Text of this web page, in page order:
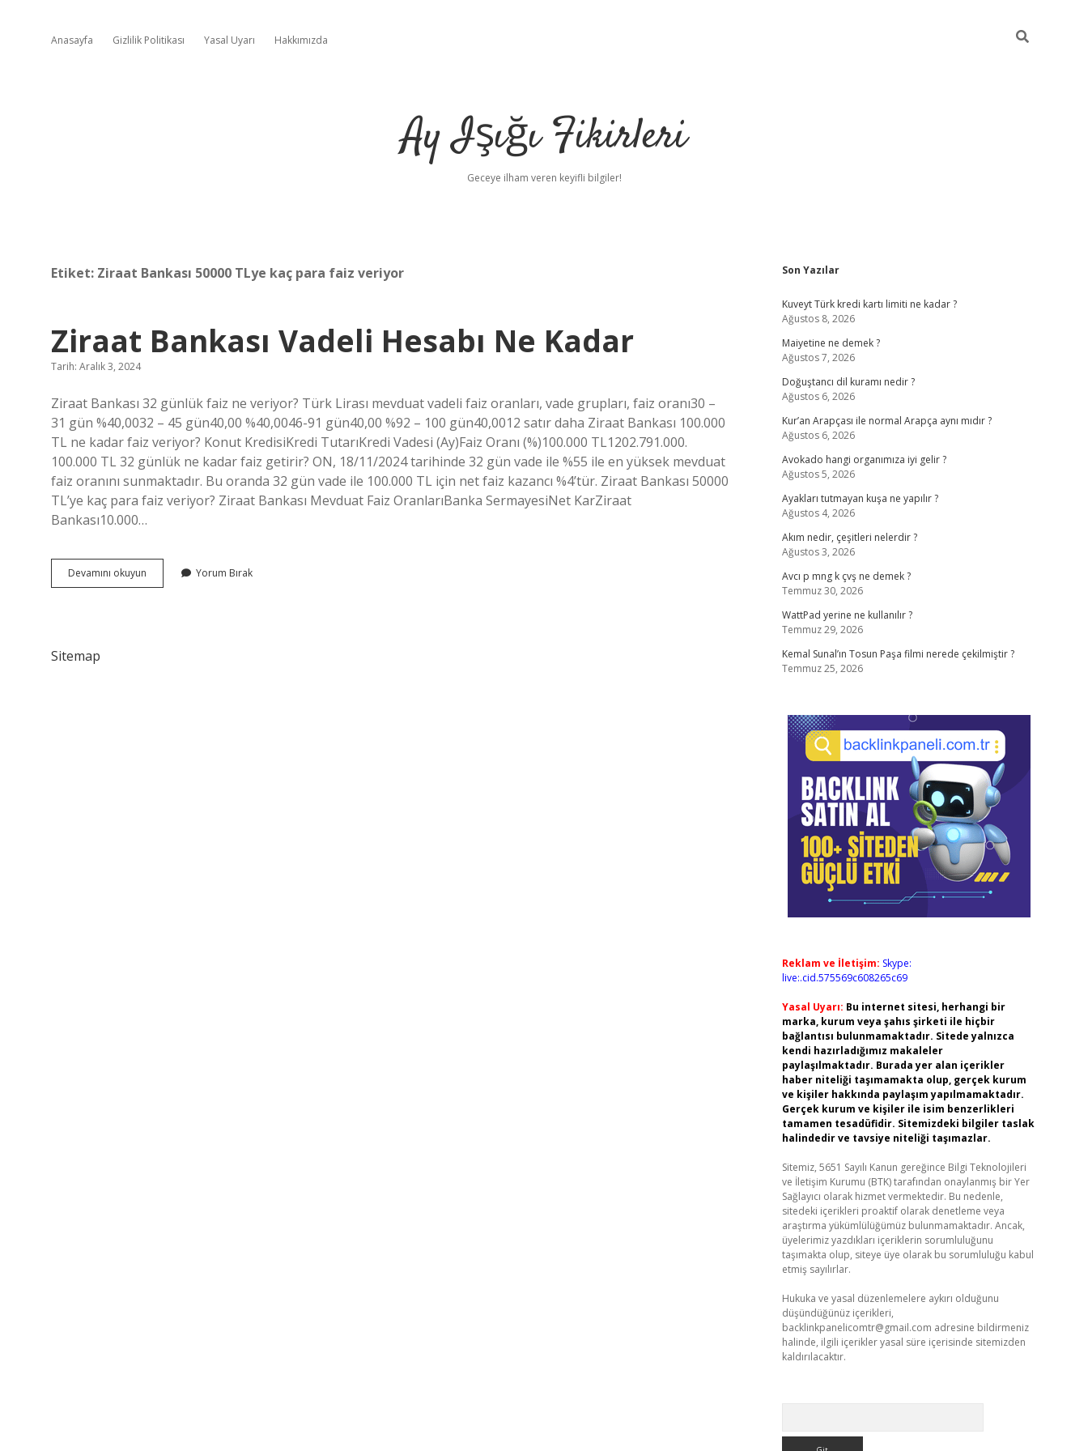
Anasayfa Gizlilik Politikası Yasal Uyarı Hakkımızda
Ay Işığı Fikirleri
Geceye ilham veren keyifli bilgiler!
Etiket: Ziraat Bankası 50000 TLye kaç para faiz veriyor
Ziraat Bankası Vadeli Hesabı Ne Kadar
Tarih: Aralık 3, 2024
Ziraat Bankası 32 günlük faiz ne veriyor? Türk Lirası mevduat vadeli faiz oranları, vade grupları, faiz oranı30 –
31 gün %40,0032 – 45 gün40,00 %40,0046-91 gün40,00 %92 – 100 gün40,0012 satır daha Ziraat Bankası 100.000
TL ne kadar faiz veriyor? Konut KredisiKredi TutarıKredi Vadesi (Ay)Faiz Oranı (%)100.000 TL1202.791.000.
100.000 TL 32 günlük ne kadar faiz getirir? ON, 18/11/2024 tarihinde 32 gün vade ile %55 ile en yüksek mevduat
faiz oranını sunmaktadır. Bu oranda 32 gün vade ile 100.000 TL için net faiz kazancı %4’tür. Ziraat Bankası 50000
TL’ye kaç para faiz veriyor? Ziraat Bankası Mevduat Faiz OranlarıBanka SermayesiNet KarZiraat
Bankası10.000…
Devamını okuyun
Bankası
Yorum Bırak
Sitemap
Sidebar
Son Yazılar
Kuveyt Türk kredi kartı limiti ne kadar ?
Ağustos 8, 2026
Maiyetine ne demek ?
Ağustos 7, 2026
Doğuştancı dil kuramı nedir ?
Ağustos 6, 2026
Kur’an Arapçası ile normal Arapça aynı mıdır ?
Ağustos 6, 2026
Avokado hangi organımıza iyi gelir ?
Ağustos 5, 2026
Ayakları tutmayan kuşa ne yapılır ?
Ağustos 4, 2026
Akım nedir, çeşitleri nelerdir ?
Ağustos 3, 2026
Avcı p mng k çvş ne demek ?
Temmuz 30, 2026
WattPad yerine ne kullanılır ?
Temmuz 29, 2026
Kemal Sunal’ın Tosun Paşa filmi nerede çekilmiştir ?
Temmuz 25, 2026
Reklam ve İletişim: Skype:
live:.cid.575569c608265c69
Yasal Uyarı: Bu internet sitesi, herhangi bir
marka, kurum veya şahıs şirketi ile hiçbir
bağlantısı bulunmamaktadır. Sitede yalnızca
kendi hazırladığımız makaleler
paylaşılmaktadır. Burada yer alan içerikler
haber niteliği taşımamakta olup, gerçek kurum
ve kişiler hakkında paylaşım yapılmamaktadır.
Gerçek kurum ve kişiler ile isim benzerlikleri
tamamen tesadüfidir. Sitemizdeki bilgiler taslak
halindedir ve tavsiye niteliği taşımazlar.
Sitemiz, 5651 Sayılı Kanun gereğince Bilgi Teknolojileri
ve İletişim Kurumu (BTK) tarafından onaylanmış bir Yer
Sağlayıcı olarak hizmet vermektedir. Bu nedenle,
sitedeki içerikleri proaktif olarak denetleme veya
araştırma yükümlülüğümüz bulunmamaktadır. Ancak,
üyelerimiz yazdıkları içeriklerin sorumluluğunu
taşımakta olup, siteye üye olarak bu sorumluluğu kabul
etmiş sayılırlar.
Hukuka ve yasal düzenlemelere aykırı olduğunu
düşündüğünüz içerikleri,
backlinkpanelicomtr@gmail.com adresine bildirmeniz
halinde, ilgili içerikler yasal süre içerisinde sitemizden
kaldırılacaktır.